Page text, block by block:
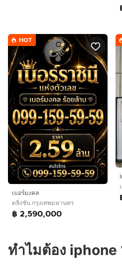
HOT
เบอร์มงคล
ตลิ่งชัน กรุงเทพมหานคร
฿ 2,590,000
ทำไมต้อง iphone